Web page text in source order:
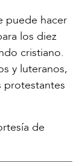
puede hacer
los diez
cristiano.
y luteranos,
protestantes
de